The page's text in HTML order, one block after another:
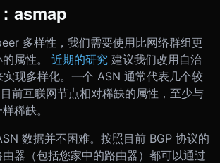
asmap
多样性，我们需要使用比网络群组更
属性。 近期的研究 建议我们改用自治
现多样化。一个 ASN 通常代表几个较
前互联网节点相对稀缺的属性，至少与
稀缺。
数据并不困难。按照目前 BGP 协议的
器（包括您家中的路由器）都可以通过